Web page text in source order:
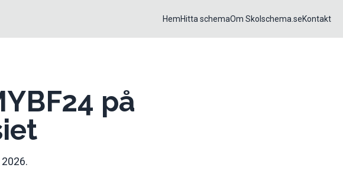
HemHitta schemaOm Skolschema.seKontakt
på
2026.